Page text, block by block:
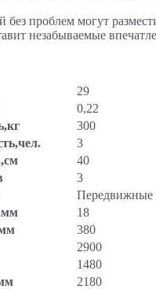
без проблем могут
незабываемые
29
0,22
300
3
40
3
Передвижные
18
380
2900
1480
2180